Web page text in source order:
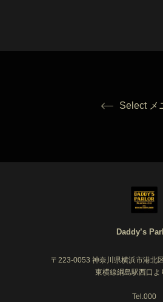
Select メ
Daddy’s
〒223-0053 神奈川県横浜市港北
東横線綱島駅西口よ
Tel.000